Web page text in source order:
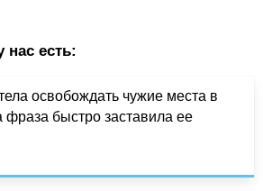
нас есть:
освобождать чужие места в
быстро заставила ее